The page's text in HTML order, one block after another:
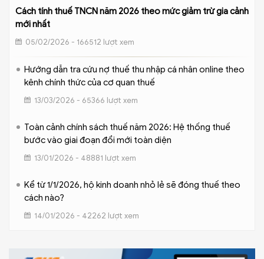
Cách tính thuế TNCN năm 2026 theo mức giảm trừ gia cảnh
mới nhất
05/02/2026 - 166512 lượt xem
Hướng dẫn tra cứu nợ thuế thu nhập cá nhân online theo
kênh chính thức của cơ quan thuế
13/03/2026 - 65366 lượt xem
Toàn cảnh chính sách thuế năm 2026: Hệ thống thuế
bước vào giai đoạn đổi mới toàn diện
13/01/2026 - 48881 lượt xem
Kể từ 1/1/2026, hộ kinh doanh nhỏ lẻ sẽ đóng thuế theo
cách nào?
14/01/2026 - 42262 lượt xem